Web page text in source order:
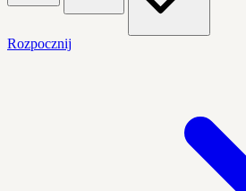
Rozpocznij